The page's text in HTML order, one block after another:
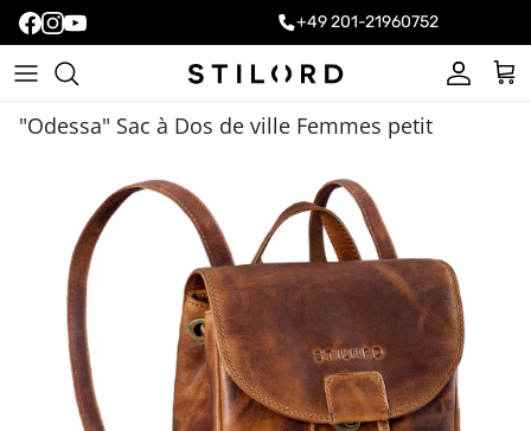
+49 201-21960752
Compte
"Odessa" Sac à Dos de ville Femmes petit